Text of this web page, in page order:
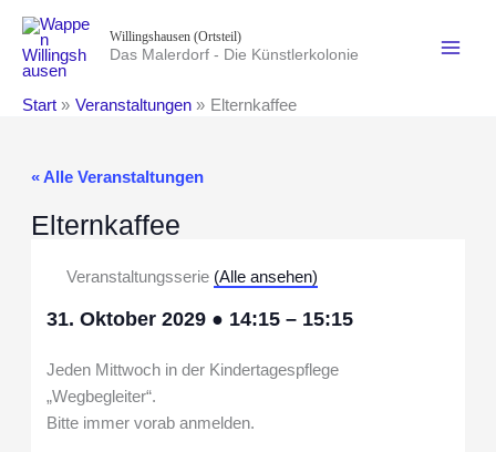
Inhalt
springen
Willingshausen (Ortsteil)
Das Malerdorf - Die Künstlerkolonie
Start Veranstaltungen Elternkaffee
« Alle Veranstaltungen
Elternkaffee
Veranstaltungsserie (Alle ansehen)
31. Oktober 2029 ● 14:15– 15:15
Jeden Mittwoch in der Kindertagespflege
„Wegbegleiter“.
Bitte immer vorab anmelden.